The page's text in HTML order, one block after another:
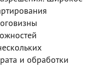
и обработки